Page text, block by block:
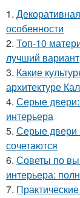
1.
особенности
2. Топ-10
лучший вариант
3. Какие
архитектуре
4. Серые двери:
интерьера
5. Серые двери
сочетаются
6. Советы по
интерьера:
7.